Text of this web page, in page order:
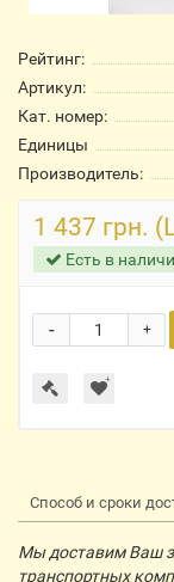
Рейтинг:
Артикул:
Кат. номер:
Единицы
Производитель:
1 437 грн.
Есть в
+
-
Способ и сроки
Мы доставим Ваш
транспортных